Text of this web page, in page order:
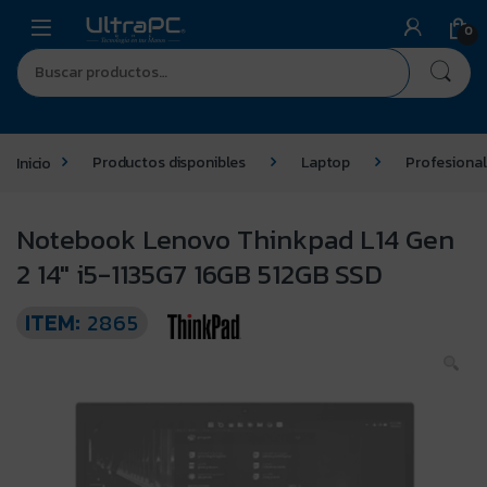
0
Inicio Productos disponibles Laptop Profesional
Notebook Lenovo Thinkpad L14 Gen
2 14″ i5-1135G7 16GB 512GB SSD
ITEM: 2865